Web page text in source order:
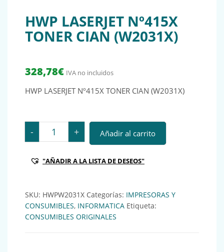
HWP LASERJET Nº415X
TONER CIAN (W2031X)
328,78€ IVA no incluidos
HWP LASERJET Nº415X TONER CIAN (W2031X)
- HWP LASERJET Nº415X TONER CIAN (W2031X)
+ Añadir al carrito
"AÑADIR A LA LISTA DE DESEOS"
SKU: HWPW2031X Categorías: IMPRESORAS Y
CONSUMIBLES, INFORMATICA Etiqueta:
CONSUMIBLES ORIGINALES